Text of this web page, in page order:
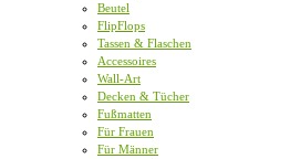
Beutel
FlipFlops
Tassen & Flaschen
Accessoires
Wall-Art
Decken & Tücher
Fußmatten
Für Frauen
Für Männer